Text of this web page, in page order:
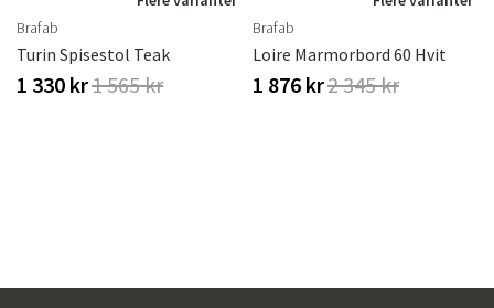
Brafab
Turin Spisestol Teak
1 330 kr1 565 kr
Brafab
Loire Marmorbord 60 Hvit
1 876 kr2 345 kr